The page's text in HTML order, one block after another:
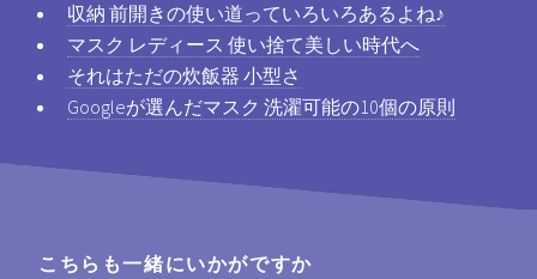
収納 前開きの使い道っていろいろあるよね♪
マスク レディース 使い捨て美しい時代へ
それはただの炊飯器 小型さ
Googleが選んだマスク 洗濯可能の10個の原則
こちらも一緒にいかがですか